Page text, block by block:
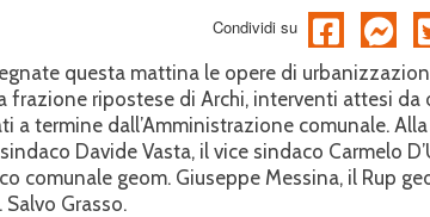
Condividi su
questa mattina le opere di
frazione ripostese di Archi, interventi attesi da
a termine dall’Amministrazione comunale.
Davide Vasta, il vice sindaco Carmelo
comunale geom. Giuseppe Messina, il Rup
Salvo Grasso.